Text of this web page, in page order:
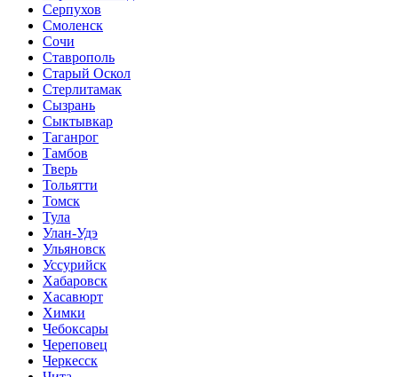
Серпухов
Смоленск
Сочи
Ставрополь
Старый Оскол
Стерлитамак
Сызрань
Сыктывкар
Таганрог
Тамбов
Тверь
Тольятти
Томск
Тула
Улан-Удэ
Ульяновск
Уссурийск
Хабаровск
Хасавюрт
Химки
Чебоксары
Череповец
Черкесск